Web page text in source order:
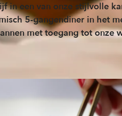
in een van onze stijlvolle
5-gangendiner in het
met toegang tot